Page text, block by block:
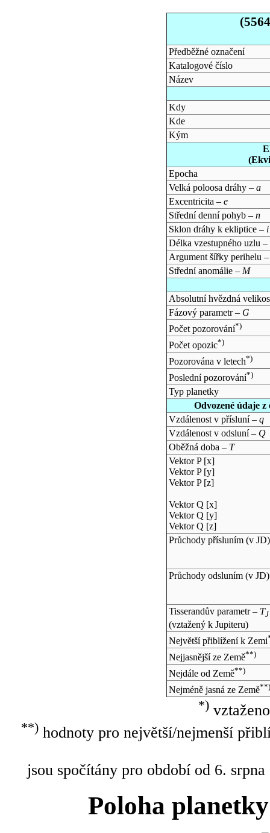
Předběžné označení
Katalogové číslo
Název
Kdy
Kde
Kým
Epocha
Velká poloosa dráhy – a
Excentricita – e
Střední denní pohyb – n
Sklon dráhy k ekliptice – i
Délka vzestupného uzlu –
Argument šířky perihelu
Střední anomálie – M
Absolutní hvězdná
Fázový parametr – G
Počet pozorování*)
Počet opozic*)
Pozorována v letech*)
Poslední pozorování*)
Typ planetky
Odvozené údaje
Vzdálenost v přísluní – q
Vzdálenost v odsluní – Q
Oběžná doba – T
Vektor P [x]
Vektor P [y]
Vektor P [z]
Vektor Q [x]
Vektor Q [y]
Vektor Q [z]
Průchody přísluním (v JD)
Průchody odsluním (v JD)
Tisserandův parametr – TJ
(vztažený k Jupiteru)
Největší přiblížení k Zemi
Nejjasnější ze Země**)
Nejdále od Země**)
Nejméně jasná ze Země**)
*)
**)hodnoty pro největší/nejmenší
jsou spočítány pro období od 6.
Poloha